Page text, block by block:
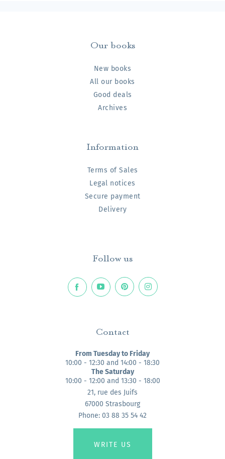
Our books
New books
All our books
Good deals
Archives
Information
Terms of Sales
Legal notices
Secure payment
Delivery
Follow us
Contact
From Tuesday to Friday
10:00 - 12:30 and 14:00 - 18:30
The Saturday
10:00 - 12:00 and 13:30 - 18:00
21, rue des Juifs
67000 Strasbourg
Phone: 03 88 35 54 42
WRITE US